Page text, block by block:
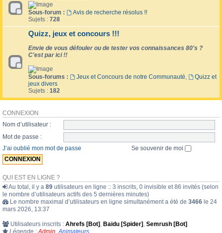
Sous-forum :
Avis de recherche résolus !!
Sujets : 728
Quizz, jeux et concours !!!
Envie de vous défouler ou de tester vos connaissances 80's ?
C'est par ici !!
Sous-forums : Jeux et Concours de notre Communauté,
Quizz et
jeux divers
Sujets : 182
CONNEXION
Nom d’utilisateur :
Mot de passe :
J’ai oublié mon mot de passe
Se souvenir de moi
QUI EST EN LIGNE ?
Au total, il y a 89 utilisateurs en ligne :: 3 inscrits, 0 invisible et 86 invités (selon
le nombre d’utilisateurs actifs des 5 dernières minutes)
Le nombre maximal d’utilisateurs en ligne simultanément a été de 3466 le 24
mars 2026, 13:37
Utilisateurs inscrits : Ahrefs [Bot] , Baidu [Spider] , Semrush [Bot]
Légende : Admin Animateurs